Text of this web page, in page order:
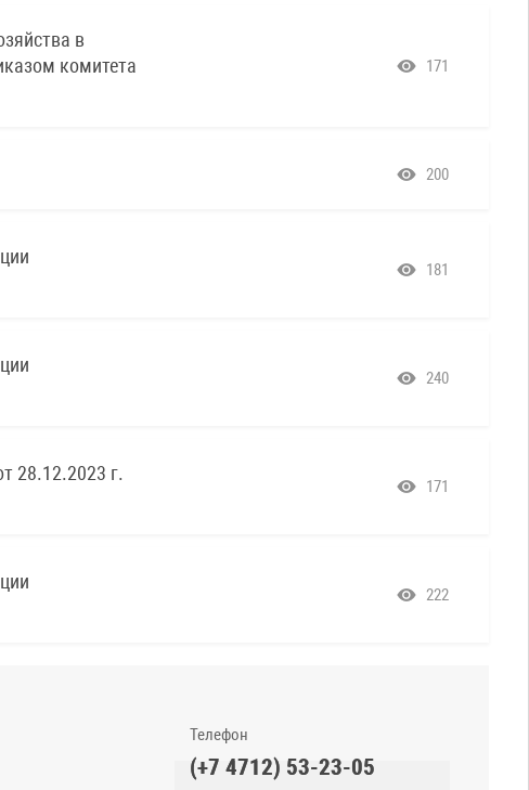
в
комитета
171
200
181
240
28.12.2023 г.
171
222
Телефон
(+7 4712) 53-23-05